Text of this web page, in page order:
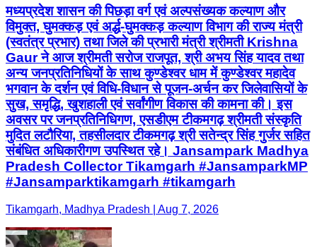
मध्यप्रदेश शासन की पिछड़ा वर्ग एवं अल्पसंख्यक कल्याण और
विमुक्त, घुमक्कड़ एवं अर्द्ध-घुमक्कड़ कल्याण विभाग की राज्य मंत्री
(स्वतंत्र प्रभार) तथा जिले की प्रभारी मंत्री श्रीमती Krishna
Gaur ने आज श्रीमती सरोज राजपूत, श्री अभय सिंह यादव तथा
अन्य जनप्रतिनिधियों के साथ कुण्डेश्वर धाम में कुण्डेश्वर महादेव
भगवान के दर्शन एवं विधि-विधान से पूजन-अर्चन कर जिलेवासियों के
सुख, समृद्धि, खुशहाली एवं सर्वांगीण विकास की कामना की। इस
अवसर पर जनप्रतिनिधिगण, एसडीएम टीकमगढ़ श्रीमती संस्कृति
मुदित लटौरिया, तहसीलदार टीकमगढ़ श्री सतेन्द्र सिंह गुर्जर सहित
संबंधित अधिकारीगण उपस्थित रहे। Jansampark Madhya
Pradesh Collector Tikamgarh #JansamparkMP
#Jansamparktikamgarh #tikamgarh
Tikamgarh, Madhya Pradesh | Aug 7, 2026